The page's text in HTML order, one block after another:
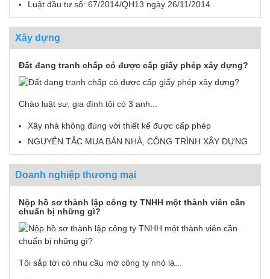
Luật đầu tư số: 67/2014/QH13 ngày 26/11/2014
Xây dựng
Đất đang tranh chấp có được cấp giấy phép xây dựng?
Chào luật sư, gia đình tôi có 3 anh...
Xây nhà không đúng với thiết kế được cấp phép
NGUYÊN TẮC MUA BÁN NHÀ, CÔNG TRÌNH XÂY DỰNG
Doanh nghiệp thương mại
Nộp hồ sơ thành lập công ty TNHH một thành viên cần
chuẩn bị những gì?
Tôi sắp tới có nhu cầu mở công ty nhỏ là...